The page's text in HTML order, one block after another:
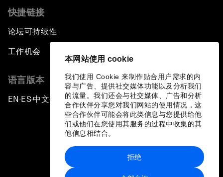
本网站使用 cookie
我们使用 Cookie 来制作贴合用户需求的内
容与广告、提供社交媒体功能以及分析我们
的流量。我们还会与社交媒体、广告和分析
合作伙伴分享您对我们网站的使用情况，这
些合作伙伴可能会将此类信息与您提供给他
们或他们在您使用其服务的过程中收集的其
他信息相结合。
拒绝
快捷链接
论坛可持续性
工作机会
语言版本
EN ▪ES▪中文▪ 日本語